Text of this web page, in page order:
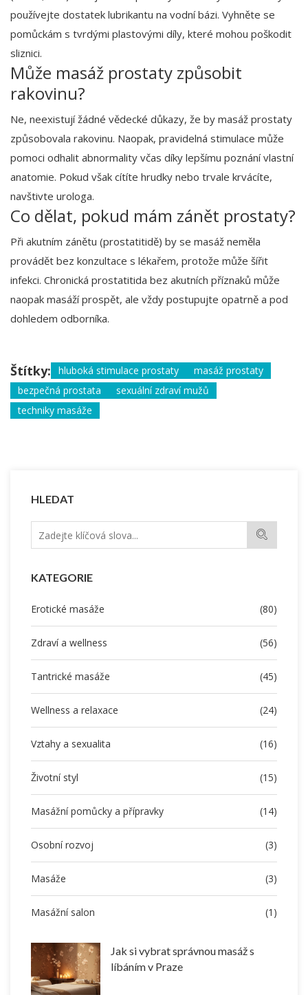
HLEDAT
KATEGORIE
Erotické masáže (80)
Zdraví a wellness (56)
Tantrické masáže (45)
Wellness a relaxace (24)
Vztahy a sexualita (16)
Životní styl (15)
Masážní pomůcky a přípravky (14)
Osobní rozvoj (3)
Masáže (3)
Masážní salon (1)
Jak si vybrat správnou masáž s
líbáním v Praze
používejte dostatek lubrikantu na vodní bázi. Vyhněte se
pomůckám s tvrdými plastovými díly, které mohou poškodit
sliznici.
Může masáž prostaty způsobit
rakovinu?
Ne, neexistují žádné vědecké důkazy, že by masáž prostaty
způsobovala rakovinu. Naopak, pravidelná stimulace může
pomoci odhalit abnormality včas díky lepšímu poznání vlastní
anatomie. Pokud však cítíte hrudky nebo trvale krvácíte,
navštivte urologa.
Co dělat, pokud mám zánět prostaty?
Při akutním zánětu (prostatitidě) by se masáž neměla
provádět bez konzultace s lékařem, protože může šířit
infekci. Chronická prostatitida bez akutních příznaků může
naopak masáží prospět, ale vždy postupujte opatrně a pod
dohledem odborníka.
Štítky: hluboká stimulace prostaty
masáž prostaty
bezpečná prostata
sexuální zdraví mužů
techniky masáže